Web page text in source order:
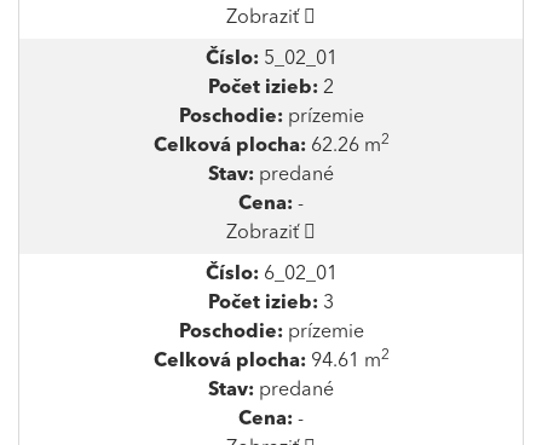
Zobraziť
Číslo:5_02_01
Počet izieb: 2
Poschodie:prízemie
Celková plocha: 62.26 m2
Stav: predané
Cena: -
Zobraziť
Číslo:6_02_01
Počet izieb: 3
Poschodie:prízemie
Celková plocha: 94.61 m2
Stav: predané
Cena: -